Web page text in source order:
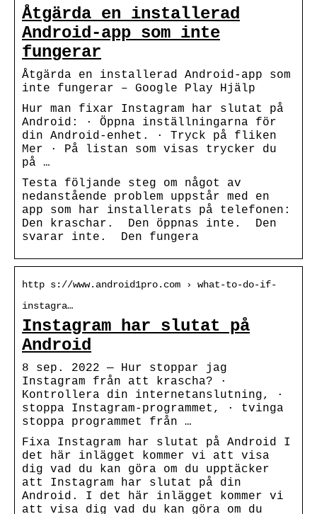
Åtgärda en installerad
Android-app som inte
fungerar
Åtgärda en installerad Android-app som
inte fungerar – Google Play Hjälp
Hur man fixar Instagram har slutat på
Android: · Öppna inställningarna för
din Android-enhet. · Tryck på fliken
Mer · På listan som visas trycker du
på …
Testa följande steg om något av
nedanstående problem uppstår med en
app som har installerats på telefonen:
Den kraschar. Den öppnas inte. Den
svarar inte. Den fungera
http s://www.android1pro.com › what-to-do-if-
instagra…
Instagram har slutat på
Android
8 sep. 2022 — Hur stoppar jag
Instagram från att krascha? ·
Kontrollera din internetanslutning, ·
stoppa Instagram-programmet, · tvinga
stoppa programmet från …
Fixa Instagram har slutat på Android I
det här inlägget kommer vi att visa
dig vad du kan göra om du upptäcker
att Instagram har slutat på din
Android. I det här inlägget kommer vi
att visa dig vad du kan göra om du